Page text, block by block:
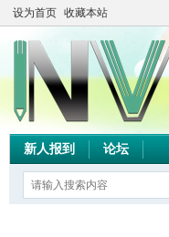
设为首页 收藏本站
新人报到 论坛